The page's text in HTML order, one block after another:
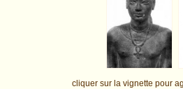
cliquer sur la vignette pour